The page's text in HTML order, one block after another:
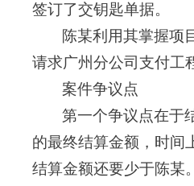
签订了交钥匙单据。
陈某利用其掌握项
请求广州分公司支付工
案件争议点
第一个争议点在于
的最终结算金额，时间
结算金额还要少于陈某。